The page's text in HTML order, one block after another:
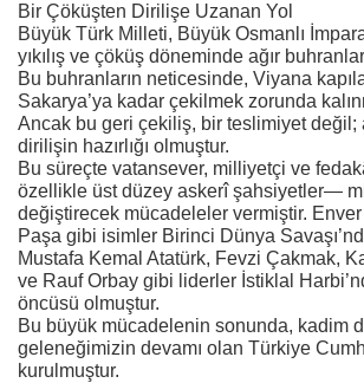
Bir Çöküşten Dirilişe Uzanan Yol
Büyük Türk Milleti, Büyük Osmanlı
yıkılış ve çöküş döneminde ağır buhranlar
Bu buhranların neticesinde, Viyana
Sakarya’ya kadar çekilmek zorunda
Ancak bu geri çekiliş, bir teslimiyet değil;
dirilişin hazırlığı olmuştur.
Bu süreçte vatansever, milliyetçi ve
özellikle üst düzey askerî şahsiyetler—
değiştirecek mücadeleler vermiştir.
Paşa gibi isimler Birinci Dünya
Mustafa Kemal Atatürk, Fevzi Çakmak,
ve Rauf Orbay gibi liderler İstiklal
öncüsü olmuştur.
Bu büyük mücadelenin sonunda, kadim
geleneğimizin devamı olan Türkiye
kurulmuştur.